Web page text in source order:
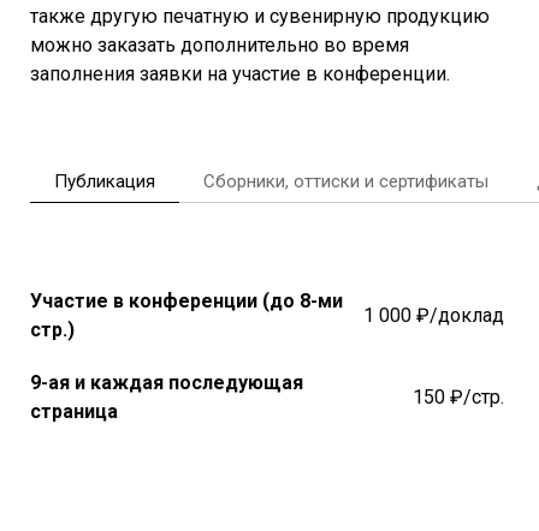
также другую печатную и сувенирную продукцию
можно заказать дополнительно во время
заполнения заявки на участие в конференции.
Публикация Сборники, оттиски и сертификаты
Участие в конференции (до 8-ми
стр.)
1 000 ₽/доклад
9-ая и каждая последующая
страница
150 ₽/стр.